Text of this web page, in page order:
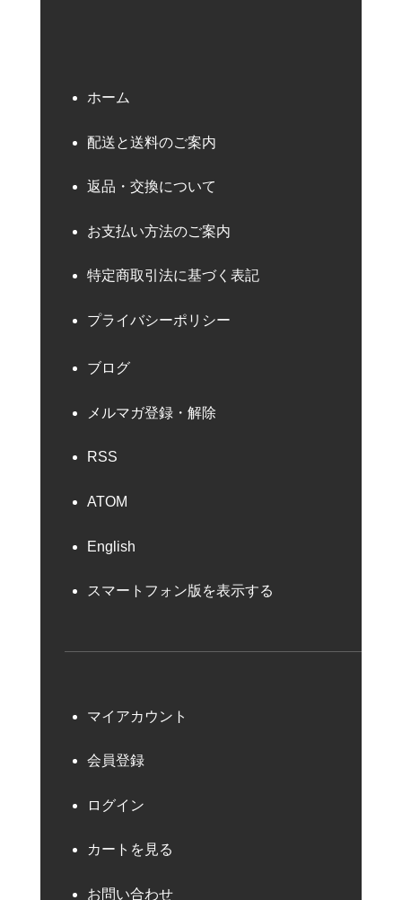
ホーム
配送と送料のご案内
返品・交換について
お支払い方法のご案内
特定商取引法に基づく表記
プライバシーポリシー
ブログ
メルマガ登録・解除
RSS
ATOM
English
スマートフォン版を表示する
マイアカウント
会員登録
ログイン
カートを見る
お問い合わせ